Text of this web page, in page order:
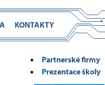
KONTAKTY
Partnerské firmy
Prezentace školy